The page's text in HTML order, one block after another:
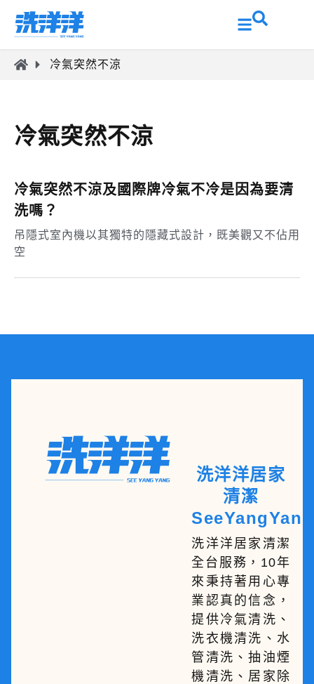
冷氣突然不涼
冷氣突然不涼
冷氣突然不涼及國際牌冷氣不冷是因為要清
洗嗎？
吊隱式室內機以其獨特的隱藏式設計，既美觀又不佔用
空
洗洋洋居家
清潔
SeeYangYang
洗洋洋居家清潔
全台服務，10年
來秉持著用心專
業認真的信念，
提供冷氣清洗、
洗衣機清洗、水
管清洗、抽油煙
機清洗、居家除